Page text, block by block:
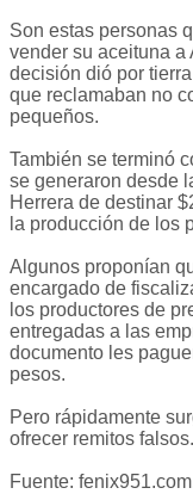
Son estas personas
vender su aceituna a
decisión dió por
que reclamaban no
pequeños.
También se terminó
se generaron desde
Herrera de destinar
la producción de los
Algunos proponían
encargado de
los productores de
entregadas a las
documento les
pesos.
Pero rápidamente
ofrecer remitos falsos.
Fuente: